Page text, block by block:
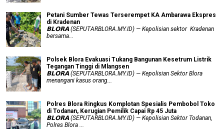
Petani Sumber Tewas Terserempet KA Ambarawa Ekspres
di Kradenan
𝗕𝗟𝗢𝗥𝗔 (SEPUTARBLORA.MY.ID) — Kepolisian sektor Kradenan
bersama...
Polsek Blora Evakuasi Tukang Bangunan Kesetrum Listrik
Tegangan Tinggi di Mlangsen
𝗕𝗟𝗢𝗥𝗔 (SEPUTARBLORA.MY.ID) — Kepolisian Sektor Blora
menangani kasus orang...
Polres Blora Ringkus Komplotan Spesialis Pembobol Toko
di Todanan, Kerugian Pemilik Capai Rp 45 Juta
𝗕𝗟𝗢𝗥𝗔 (SEPUTARBLORA.MY.ID) — Kepolisian Sektor Todanan,
Polres Blora ...